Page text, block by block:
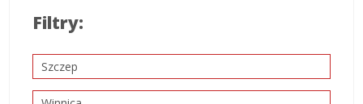
Filtry:
Szczep